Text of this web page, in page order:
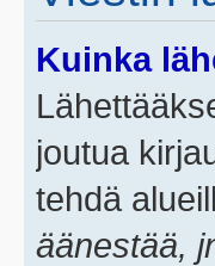
Kuinka
joutua
tehdä
äänestää,